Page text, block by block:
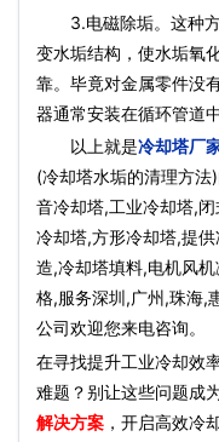
3.电磁除垢。这种方
变水垢结构，使水垢氧
靠。毕竟对金属零件没
器通常安装在循环管道
以上就是冷却塔厂
(冷却塔水垢的清理方
音冷却塔,工业冷却塔,
冷却塔,方形冷却塔,提
造,冷却塔填料,电机风
格,服务深圳,广州,珠海,
公司欢迎您来电咨询。
在寻找提升工业冷却效
难题？别让这些问题成
解决方案 ，开启高效冷